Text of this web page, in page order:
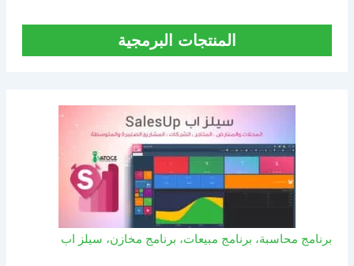
المنتجات البرمجية
برنامج محاسبة، برنامج مبيعات، برنامج مخازن، سيلز اب